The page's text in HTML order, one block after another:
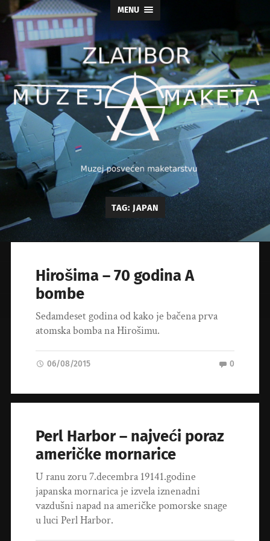
MENU
Muzej
maketa
As
TAG: JAPAN
Hirošima – 70 godina A
bombe
Sedamdeset godina od kako je bačena prva
atomska bomba na Hirošimu.
06/08/2015 0
Perl Harbor – najveći poraz
američke mornarice
U ranu zoru 7.decembra 19141.godine
japanska mornarica je izvela iznenadni
vazdušni napad na američke pomorske snage
u luci Perl Harbor.